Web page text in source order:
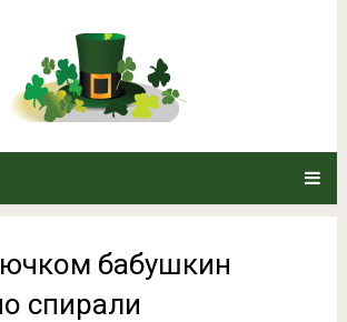
Вяжем крючком
бабушкин
спирали